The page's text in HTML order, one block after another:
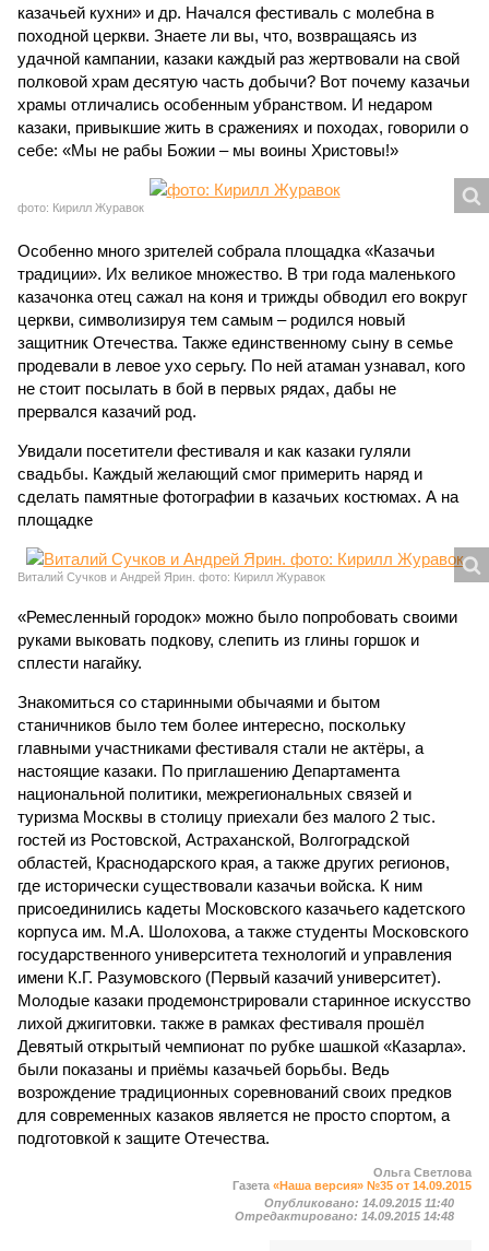
казачьей кухни» и др. Начался фестиваль с молебна в
походной церкви. Знаете ли вы, что, возвращаясь из
удачной кампании, казаки каждый раз жертвовали на свой
полковой храм десятую часть добычи? Вот почему казачьи
храмы отличались особенным убранством. И недаром
казаки, привыкшие жить в сражениях и походах, говорили о
себе: «Мы не рабы Божии – мы воины Христовы!»
фото: Кирилл Журавок
Особенно много зрителей собрала площадка «Казачьи
традиции». Их великое множество. В три года маленького
казачонка отец сажал на коня и трижды обводил его вокруг
церкви, символизируя тем самым – родился новый
защитник Оте­чества. Также единственному сыну в семье
продевали в левое ухо серьгу. По ней атаман узнавал, кого
не стоит посылать в бой в первых рядах, дабы не
прервался казачий род.
Увидали посетители фестиваля и как казаки гуляли
свадьбы. Каждый желающий смог примерить наряд и
сделать памятные фотографии в казачьих костюмах. А на
площадке
Виталий Сучков и Андрей Ярин. фото: Кирилл Журавок
«Ремесленный городок» можно было попробовать своими
руками выковать подкову, слепить из глины горшок и
сплести нагайку.
Знакомиться со старинными обычаями и бытом
станичников было тем более интересно, поскольку
главными участниками фестиваля стали не актёры, а
настоящие казаки. По приглашению Департамента
национальной политики, межрегиональных связей и
туризма Москвы в столицу приехали без малого 2 тыс.
гостей из Ростовской, Астраханской, Волгоградской
областей, Краснодарского края, а также других регионов,
где исторически существовали казачьи войска. К ним
присоединились кадеты Московского казачьего кадетского
корпуса им. М.А. Шолохова, а также студенты Московского
государственного университета технологий и управления
имени К.Г. Разумовского (Первый казачий университет).
Молодые казаки продемонстрировали старинное искусство
лихой джигитовки. также в рамках фестиваля прошёл
Девятый открытый чемпионат по рубке шашкой «Казарла».
были показаны и приёмы казачьей борьбы. Ведь
возрождение традиционных соревнований своих предков
для современных казаков является не просто спортом, а
подготовкой к защите Отечества.
Ольга Светлова
Газета «Наша версия» №35 от 14.09.2015
Опубликовано: 14.09.2015 11:40
Отредактировано: 14.09.2015 14:48